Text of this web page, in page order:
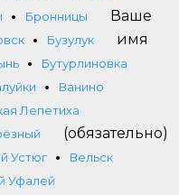
Бронницы
Бузулук
Бутурлиновка
Ванино
Лепетиха
Устюг
Вельск
Уфалей
Ваше
имя
(обязательно)